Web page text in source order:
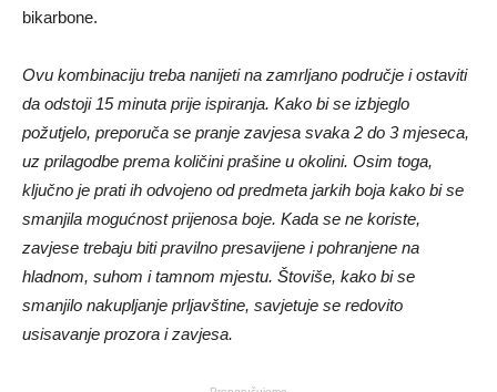
bikarbone.
Ovu kombinaciju treba nanijeti na zamrljano područje i ostaviti
da odstoji 15 minuta prije ispiranja. Kako bi se izbjeglo
požutjelo, preporuča se pranje zavjesa svaka 2 do 3 mjeseca,
uz prilagodbe prema količini prašine u okolini. Osim toga,
ključno je prati ih odvojeno od predmeta jarkih boja kako bi se
smanjila mogućnost prijenosa boje. Kada se ne koriste,
zavjese trebaju biti pravilno presavijene i pohranjene na
hladnom, suhom i tamnom mjestu. Štoviše, kako bi se
smanjilo nakupljanje prljavštine, savjetuje se redovito
usisavanje prozora i zavjesa.